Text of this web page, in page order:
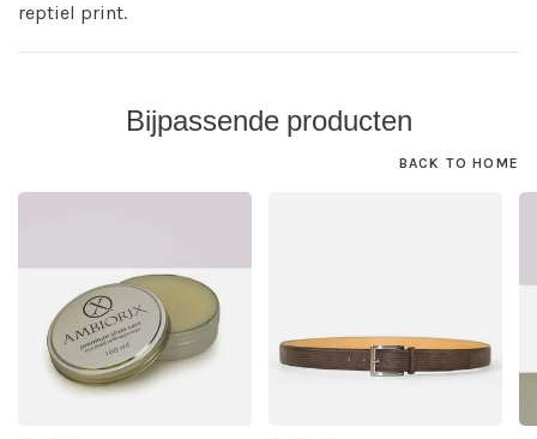
reptiel print.
Bijpassende producten
BACK TO HOME